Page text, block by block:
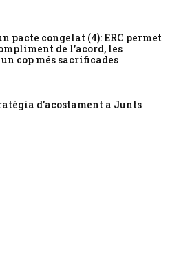
pacte congelat (4): ERC permet
de l’acord, les
cop més sacrificades
d’acostament a Junts